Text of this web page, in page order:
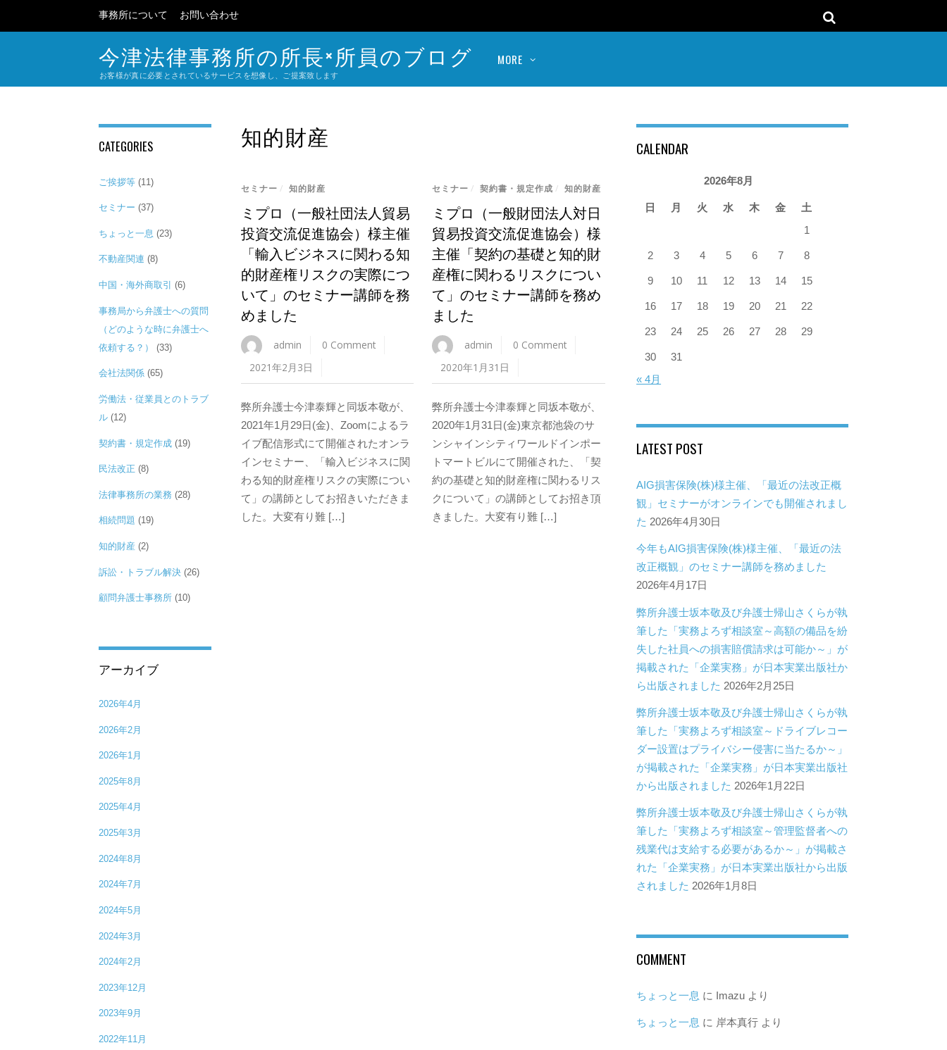
事務所について お問い合わせ
今津法律事務所の所長×所員のブログ
お客様が真に必要とされているサービスを想像し、ご提案致します
MORE
知的財産
セミナー / 知的財産
ミプロ（一般社団法人貿易
投資交流促進協会）様主催
「輸入ビジネスに関わる知
的財産権リスクの実際につ
いて」のセミナー講師を務
めました
admin
0 Comment
2021年2月3日
弊所弁護士今津泰輝と同坂本敬が、
2021年1月29日(金)、Zoomによるラ
イブ配信形式にて開催されたオンラ
インセミナー、「輸入ビジネスに関
わる知的財産権リスクの実際につい
て」の講師としてお招きいただきま
した。大変有り難 […]
セミナー / 契約書・規定作成 / 知的財産
ミプロ（一般財団法人対日
貿易投資交流促進協会）様
主催「契約の基礎と知的財
産権に関わるリスクについ
て」のセミナー講師を務め
ました
admin
0 Comment
2020年1月31日
弊所弁護士今津泰輝と同坂本敬が、
2020年1月31日(金)東京都池袋のサ
ンシャインシティワールドインポー
トマートビルにて開催された、「契
約の基礎と知的財産権に関わるリス
クについて」の講師としてお招き頂
きました。大変有り難 […]
CATEGORIES
ご挨拶等 (11)
セミナー (37)
ちょっと一息 (23)
不動産関連 (8)
中国・海外商取引 (6)
事務局から弁護士への質問
（どのような時に弁護士へ
依頼する？）
(33)
会社法関係 (65)
労働法・従業員とのトラブ
ル (12)
契約書・規定作成 (19)
民法改正 (8)
法律事務所の業務 (28)
相続問題 (19)
知的財産 (2)
訴訟・トラブル解決 (26)
顧問弁護士事務所 (10)
アーカイブ
2026年4月
2026年2月
2026年1月
2025年8月
2025年4月
2025年3月
2024年8月
2024年7月
2024年5月
2024年3月
2024年2月
2023年12月
2023年9月
2022年11月
CALENDAR
2026年8月
日 月 火 水 木 金
土
1
2 3 4 5 6 7 8
9 10 11 12 13 14 15
16 17 18 19 20 21 22
23 24 25 26 27 28 29
30
31
« 4月
LATEST POST
AIG損害保険(株)様主催、「最近の法改正概
観」セミナーがオンラインでも開催されまし
た 2026年4月30日
今年もAIG損害保険(株)様主催、「最近の法
改正概観」のセミナー講師を務めました
2026年4月17日
弊所弁護士坂本敬及び弁護士帰山さくらが執
筆した「実務よろず相談室～高額の備品を紛
失した社員への損害賠償請求は可能か～」が
掲載された「企業実務」が日本実業出版社か
ら出版されました 2026年2月25日
弊所弁護士坂本敬及び弁護士帰山さくらが執
筆した「実務よろず相談室～ドライブレコー
ダー設置はプライバシー侵害に当たるか～」
が掲載された「企業実務」が日本実業出版社
から出版されました 2026年1月22日
弊所弁護士坂本敬及び弁護士帰山さくらが執
筆した「実務よろず相談室～管理監督者への
残業代は支給する必要があるか～」が掲載さ
れた「企業実務」が日本実業出版社から出版
されました 2026年1月8日
COMMENT
ちょっと一息 に Imazu より
ちょっと一息 に 岸本真行 より